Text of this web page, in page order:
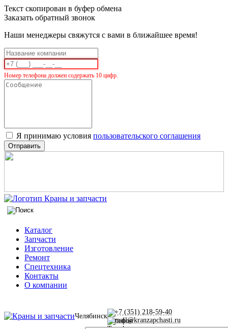
Текст скопирован в буфер обмена
Заказать обратный звонок
Наши менеджеры свяжутся с вами в ближайшее время!
Номер телефона должен содержать 10 цифр.
Я принимаю условия пользовательского соглашения
Отправить
Каталог
Запчасти
Изготовление
Ремонт
Спецтехника
Контакты
О компании
Челябинск
+7 (351) 218-59-40
mail@kranzapchasti.ru